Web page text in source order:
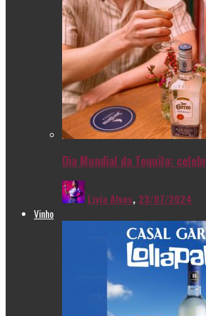
Dia Mundial da Tequila:
Livia Alves, 23/07/2024
Vinho